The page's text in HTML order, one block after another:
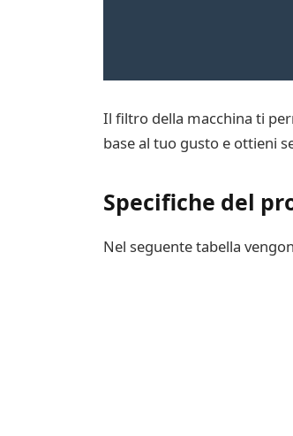
Il filtro della macchina ti
base al tuo gusto e ottieni
Specifiche del
Nel seguente tabella